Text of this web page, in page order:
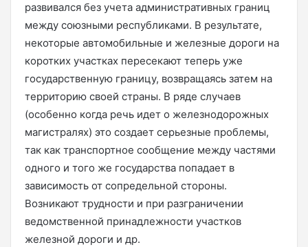
развивался без учета административных границ
между союзными республиками. В результате,
некоторые автомобильные и железные дороги на
коротких участках пересекают теперь уже
государственную границу, возвращаясь затем на
территорию своей страны. В ряде случаев
(особенно когда речь идет о железнодорожных
магистралях) это создает серьезные проблемы,
так как транспортное сообщение между частями
одного и того же государства попадает в
зависимость от сопредельной стороны.
Возникают трудности и при разграничении
ведомственной принадлежности участков
железной дороги и др.